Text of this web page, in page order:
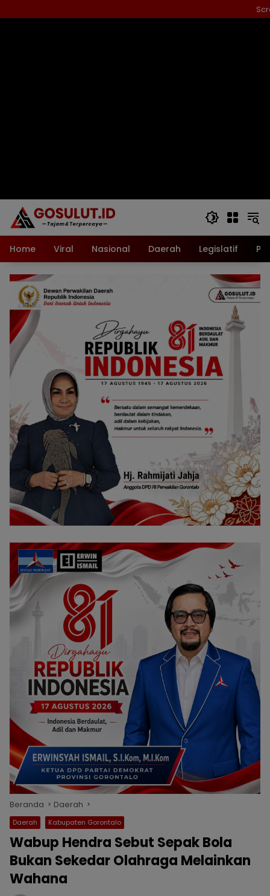
ke
Home Viral Nasional Daerah Legislatif
Beranda Daerah
Daerah Kabupaten Gorontalo
Wabup Hendra Sebut Sepak Bola
Bukan Sekedar Olahraga Melainkan
Wahana